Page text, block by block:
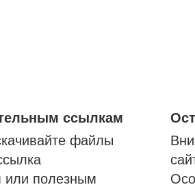
ссылкам
файлы
или полезным